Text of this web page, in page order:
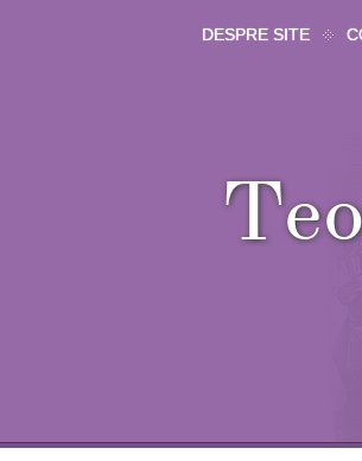
DESPRE SITE